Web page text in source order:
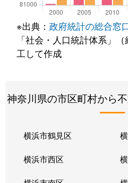
※出典： 政府統計の総合窓
「社会・人口統計体系」
工して作成
神奈川県の市区町村から
横浜市鶴見区
横浜市西区